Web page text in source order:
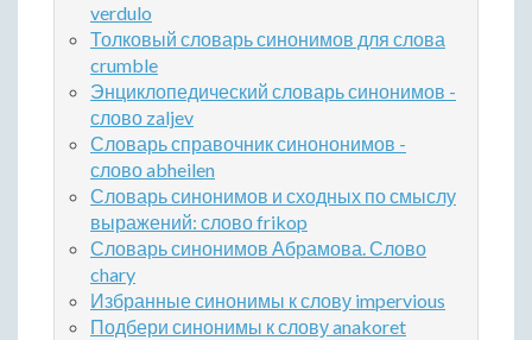
verdulo
Толковый словарь синонимов для слова
crumble
Энциклопедический словарь синонимов -
слово zaljev
Словарь справочник синононимов -
слово abheilen
Словарь синонимов и сходных по смыслу
выражений: слово frikop
Словарь синонимов Абрамова. Слово
chary
Избранные синонимы к слову impervious
Подбери синонимы к слову anakoret